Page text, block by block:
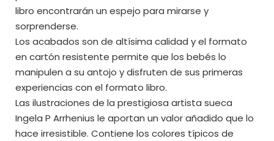
libro encontrarán un espejo para mirarse y
sorprenderse.
Los acabados son de altísima calidad y el formato
en cartón resistente permite que los bebés lo
manipulen a su antojo y disfruten de sus primeras
experiencias con el formato libro.
Las ilustraciones de la prestigiosa artista sueca
Ingela P Arrhenius le aportan un valor añadido que lo
hace irresistible. Contiene los colores típicos de